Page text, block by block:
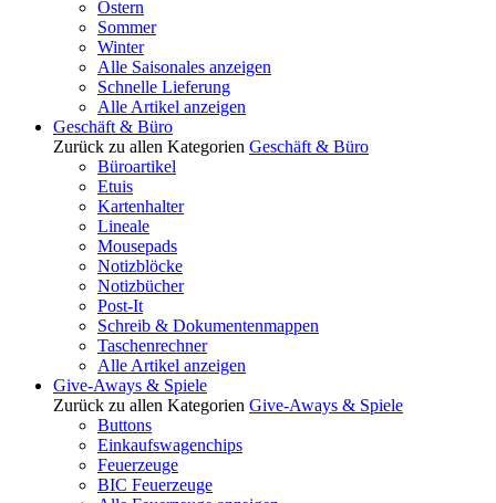
Ostern
Sommer
Winter
Alle Saisonales anzeigen
Schnelle Lieferung
Alle Artikel anzeigen
Geschäft & Büro
Zurück zu allen Kategorien Geschäft & Büro
Büroartikel
Etuis
Kartenhalter
Lineale
Mousepads
Notizblöcke
Notizbücher
Post-It
Schreib & Dokumentenmappen
Taschenrechner
Alle Artikel anzeigen
Give-Aways & Spiele
Zurück zu allen Kategorien Give-Aways & Spiele
Buttons
Einkaufswagenchips
Feuerzeuge
BIC Feuerzeuge